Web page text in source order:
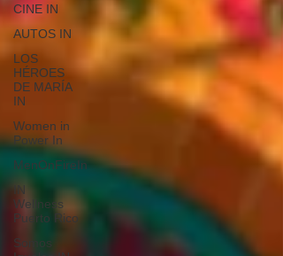
CINE IN
AUTOS IN
LOS
HÉROES
DE MARÍA
IN
Women in
Power In
MenOnFireIn
IN
Wellness
Puerto Rico
Somos